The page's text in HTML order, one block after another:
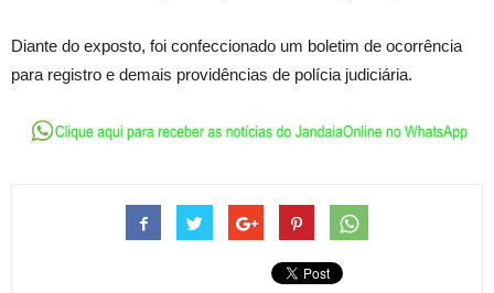
Diante do exposto, foi confeccionado um boletim de ocorrência
para registro e demais providências de polícia judiciária.